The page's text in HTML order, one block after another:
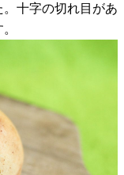
十字の切れ目があ